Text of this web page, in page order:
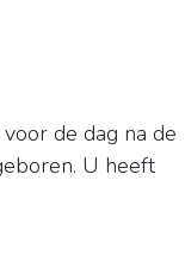
de dag na de
U heeft